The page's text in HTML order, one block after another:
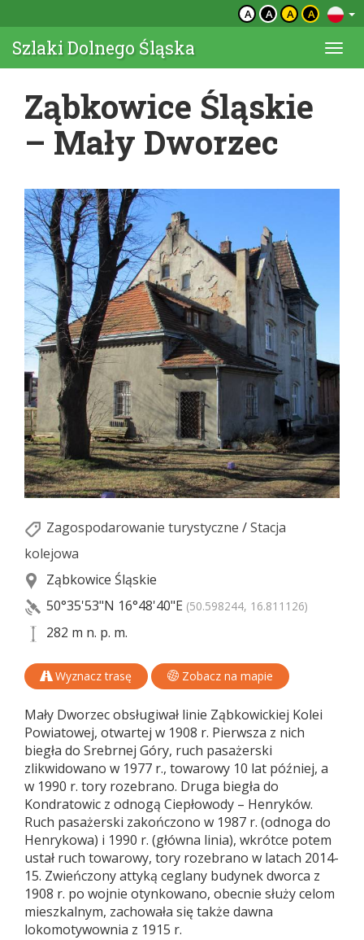
A A A A
Szlaki Dolnego Śląska
Ząbkowice Śląskie
– Mały Dworzec
Zagospodarowanie turystyczne /Stacja
kolejowa
Ząbkowice Śląskie
50°35'53"N 16°48'40"E (50.598244, 16.811126)
282 m n. p. m.
Wyznacz trasę Zobacz na mapie
Mały Dworzec obsługiwał linie Ząbkowickiej Kolei
Powiatowej, otwartej w 1908 r. Pierwsza z nich
biegła do Srebrnej Góry, ruch pasażerski
zlikwidowano w 1977 r., towarowy 10 lat później, a
w 1990 r. tory rozebrano. Druga biegła do
Kondratowic z odnogą Ciepłowody – Henryków.
Ruch pasażerski zakończono w 1987 r. (odnoga do
Henrykowa) i 1990 r. (główna linia), wkrótce potem
ustał ruch towarowy, tory rozebrano w latach 2014-
15. Zwieńczony attyką ceglany budynek dworca z
1908 r. po wojnie otynkowano, obecnie służy celom
mieszkalnym, zachowała się także dawna
lokomotywownia z 1915 r.